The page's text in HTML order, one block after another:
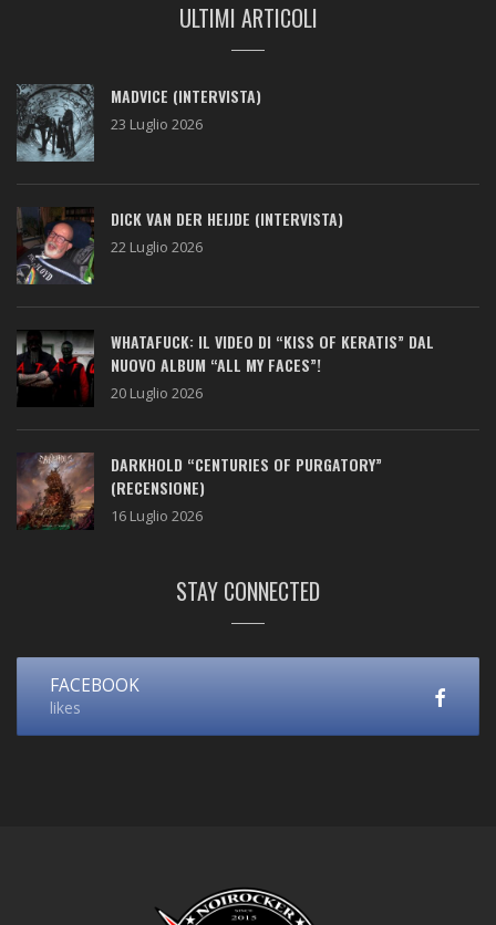
ULTIMI ARTICOLI
MADVICE (INTERVISTA)
23 Luglio 2026
DICK VAN DER HEIJDE (INTERVISTA)
22 Luglio 2026
WHATAFUCK: IL VIDEO DI “KISS OF KERATIS” DAL
NUOVO ALBUM “ALL MY FACES”!
20 Luglio 2026
DARKHOLD “CENTURIES OF PURGATORY”
(RECENSIONE)
16 Luglio 2026
STAY CONNECTED
FACEBOOK
likes